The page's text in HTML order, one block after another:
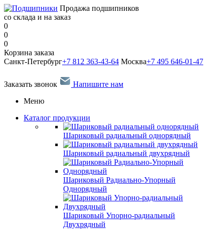
Продажа подшипников
со склада и на заказ
0
0
0
Корзина заказа
Санкт-Петербург+7 812 363-43-64 Москва+7 495 646-01-47
Заказать звонок
Напишите нам
Меню
Каталог продукции
Шариковый радиальный однорядный
Шариковый радиальный двухрядный
Шариковый Радиально-Упорный
Однорядный
Шариковый Упорно-радиальный
Двухрядный